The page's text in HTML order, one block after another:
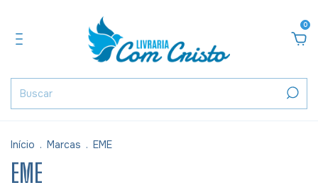
0
Início . Marcas . EME
EME